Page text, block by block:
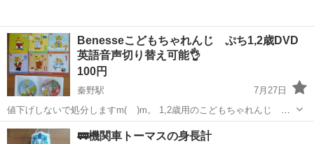
Benesseこどもちゃれんじ ぷち1,2歳DVD
英語音声切り替え可能👌
100円
秦野駅
7月27日
値下げしないで処分しますm(__)m。 1,2歳用のこどもちゃれんじ ぷ
ちのDVD です。 DVD ケースとおまけDVD つき。 こちらは小さい子
供用でしたが、幼稚園のときに 英語学習で利用していました。 ...
神奈川 秦野市 秦野駅 キッズ用品 DVD
🚃機関車トーマスの身長計